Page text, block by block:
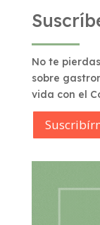
No te
sobre
vida con el